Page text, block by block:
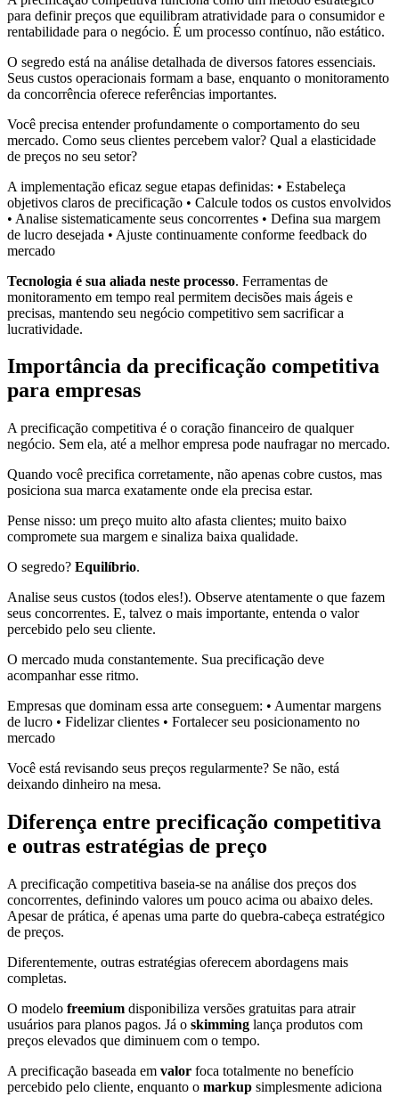
para definir preços que equilibram atratividade para o consumidor e
rentabilidade para o negócio. É um processo contínuo, não estático.
O segredo está na análise detalhada de diversos fatores essenciais.
Seus custos operacionais formam a base, enquanto o monitoramento
da concorrência oferece referências importantes.
Você precisa entender profundamente o comportamento do seu
mercado. Como seus clientes percebem valor? Qual a elasticidade
de preços no seu setor?
A implementação eficaz segue etapas definidas: • Estabeleça
objetivos claros de precificação • Calcule todos os custos envolvidos
• Analise sistematicamente seus concorrentes • Defina sua margem
de lucro desejada • Ajuste continuamente conforme feedback do
mercado
Tecnologia é sua aliada neste processo. Ferramentas de
monitoramento em tempo real permitem decisões mais ágeis e
precisas, mantendo seu negócio competitivo sem sacrificar a
lucratividade.
Importância da precificação competitiva
para empresas
A precificação competitiva é o coração financeiro de qualquer
negócio. Sem ela, até a melhor empresa pode naufragar no mercado.
Quando você precifica corretamente, não apenas cobre custos, mas
posiciona sua marca exatamente onde ela precisa estar.
Pense nisso: um preço muito alto afasta clientes; muito baixo
compromete sua margem e sinaliza baixa qualidade.
O segredo? Equilíbrio.
Analise seus custos (todos eles!). Observe atentamente o que fazem
seus concorrentes. E, talvez o mais importante, entenda o valor
percebido pelo seu cliente.
O mercado muda constantemente. Sua precificação deve
acompanhar esse ritmo.
Empresas que dominam essa arte conseguem: • Aumentar margens
de lucro • Fidelizar clientes • Fortalecer seu posicionamento no
mercado
Você está revisando seus preços regularmente? Se não, está
deixando dinheiro na mesa.
Diferença entre precificação competitiva
e outras estratégias de preço
A precificação competitiva baseia-se na análise dos preços dos
concorrentes, definindo valores um pouco acima ou abaixo deles.
Apesar de prática, é apenas uma parte do quebra-cabeça estratégico
de preços.
Diferentemente, outras estratégias oferecem abordagens mais
completas.
O modelo freemium disponibiliza versões gratuitas para atrair
usuários para planos pagos. Já o skimming lança produtos com
preços elevados que diminuem com o tempo.
A precificação baseada em valor foca totalmente no benefício
percebido pelo cliente, enquanto o markup simplesmente adiciona